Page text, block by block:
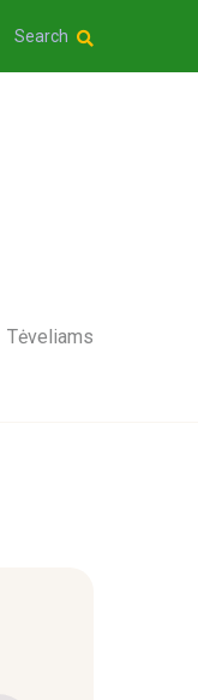
Search
Tėveliams